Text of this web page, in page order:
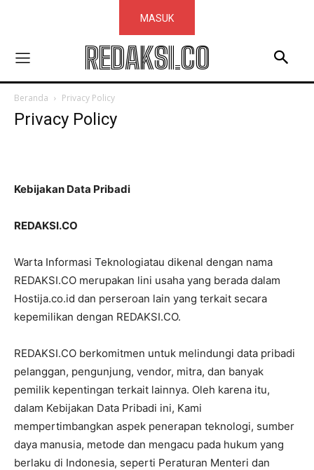
MASUK
REDAKSI.CO
Beranda Privacy Policy
Privacy Policy
Kebijakan Data Pribadi
REDAKSI.CO
Warta Informasi Teknologiatau dikenal dengan nama
REDAKSI.CO merupakan lini usaha yang berada dalam
Hostija.co.id dan perseroan lain yang terkait secara
kepemilikan dengan REDAKSI.CO.
REDAKSI.CO berkomitmen untuk melindungi data pribadi
pelanggan, pengunjung, vendor, mitra, dan banyak
pemilik kepentingan terkait lainnya. Oleh karena itu,
dalam Kebijakan Data Pribadi ini, Kami
mempertimbangkan aspek penerapan teknologi, sumber
daya manusia, metode dan mengacu pada hukum yang
berlaku di Indonesia, seperti Peraturan Menteri dan